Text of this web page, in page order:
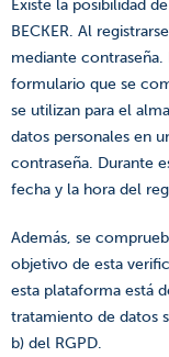
Existe la posibilidad
BECKER. Al
mediante
formulario que se
se utilizan para el
datos personales en
contraseña. Durante
fecha y la hora del
Además, se
objetivo de esta
esta plataforma está
tratamiento de datos
b) del RGPD.